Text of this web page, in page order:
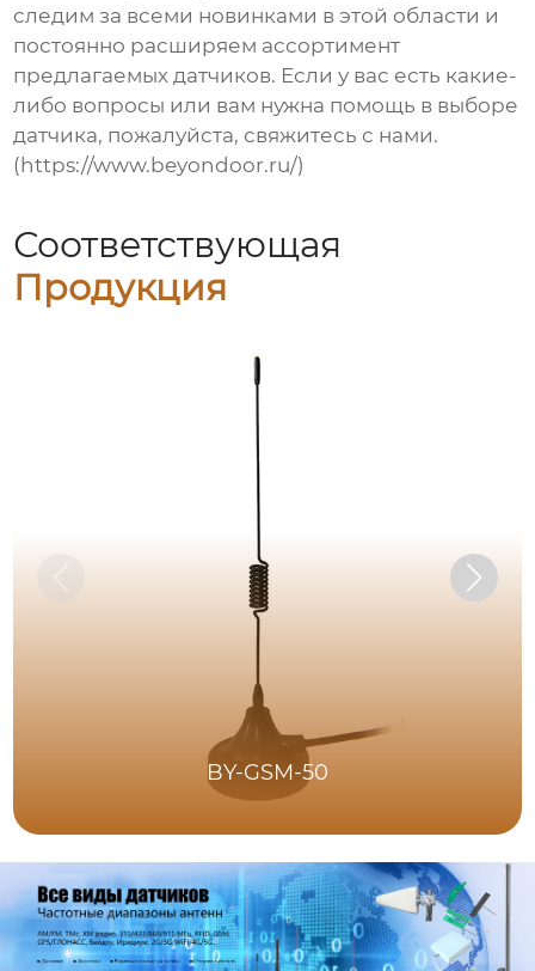
следим за всеми новинками в этой области и
постоянно расширяем ассортимент
предлагаемых датчиков. Если у вас есть какие-
либо вопросы или вам нужна помощь в выборе
датчика, пожалуйста, свяжитесь с нами.
(https://www.beyondoor.ru/)
Соответствующая
Продукция
BY-GSM-50